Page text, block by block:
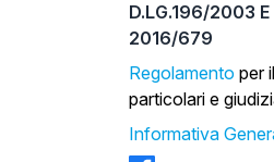
D.LG.196/2003 E
2016/679
Regolamento per
particolari e
Informativa